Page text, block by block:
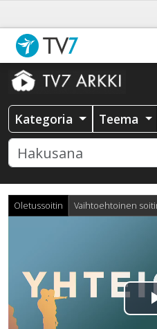
Kategoria Teema
Oletussoitin Vaihtoehtoinen